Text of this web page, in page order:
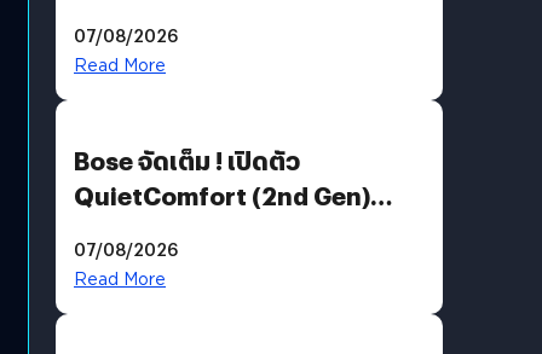
มีภาษาไทยด้วย
07/08/2026
Read More
Bose จัดเต็ม ! เปิดตัว
QuietComfort (2nd Gen)
07/08/2026
Read More